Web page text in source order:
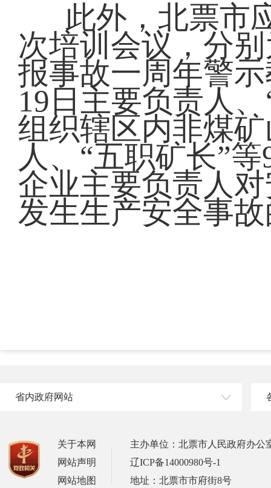
此外，北票市
次培训会议，分
报事故一周年警
19日主要负责人
组织辖区内非煤
人、“五职矿长”
企业主要负责人
发生生产安全事
省内政府网站
关于本网
网站声明
网站地图
主办单位：北票市人民政府办公
辽ICP备14000980号-1
地址：北票市市府街8号